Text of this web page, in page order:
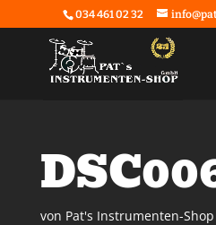
034 461 02 32
von Pat's Instrumenten-Shop